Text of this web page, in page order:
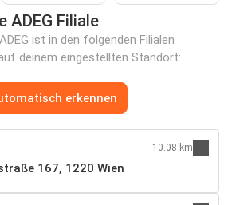
ADEG Filiale
ist in den folgenden Filialen
deinem eingestellten Standort:
erkennen
167, 1220 Wien
10.08 km